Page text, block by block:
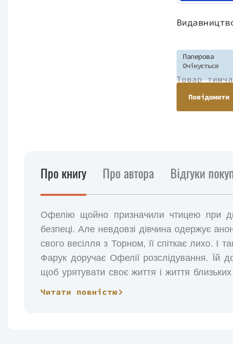
Паперова
Очікується
Товар
Про книгу Про автора Відгуки
Офелію щойно призначили чтицею при
безпеці. Але невдовзі дівчина одержує
свого весілля з Торном, її спіткає лихо. І
Фарук доручає Офелії розслідування. Їй
щоб урятувати своє життя і життя
довіряє нікому, навіть своєму майбутньому
Читати повністю